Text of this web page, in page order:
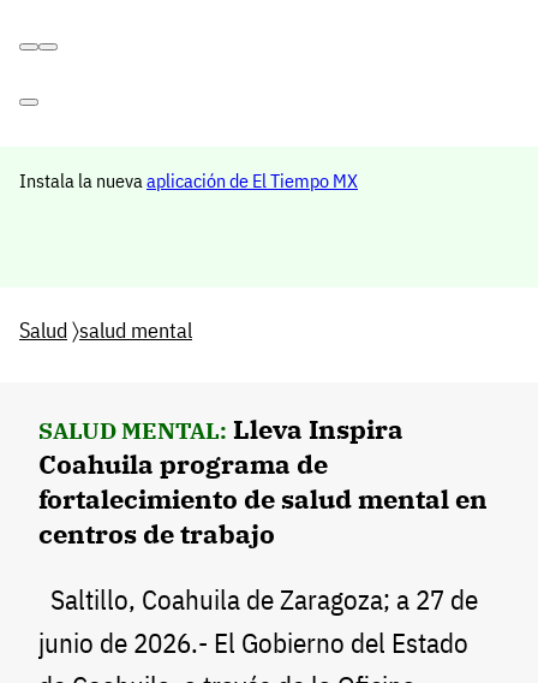
Instala la nuevaaplicación de El Tiempo MX
Salud 〉salud mental
SALUD MENTAL: Lleva Inspira
Coahuila programa de
fortalecimiento de salud mental en
centros de trabajo
Saltillo, Coahuila de Zaragoza; a 27 de
junio de 2026.- El Gobierno del Estado